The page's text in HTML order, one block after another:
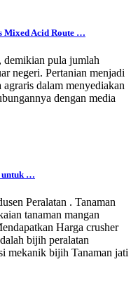
Mixed Acid Route …
demikian pula jumlah
negeri. Pertanian menjadi
dalam menyediakan
dengan media
untuk …
Peralatan . Tanaman
tanaman mangan
Harga crusher
bijih peralatan
mekanik bijih Tanaman jati